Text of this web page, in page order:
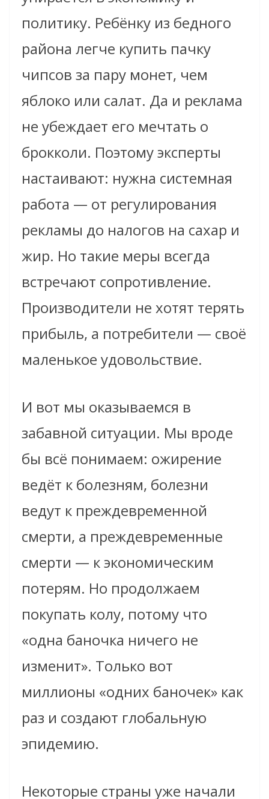
политику. Ребёнку из бедного
района легче купить пачку
чипсов за пару монет, чем
яблоко или салат. Да и реклама
не убеждает его мечтать о
брокколи. Поэтому эксперты
настаивают: нужна системная
работа — от регулирования
рекламы до налогов на сахар и
жир. Но такие меры всегда
встречают сопротивление.
Производители не хотят терять
прибыль, а потребители — своё
маленькое удовольствие.
И вот мы оказываемся в
забавной ситуации. Мы вроде
бы всё понимаем: ожирение
ведёт к болезням, болезни
ведут к преждевременной
смерти, а преждевременные
смерти — к экономическим
потерям. Но продолжаем
покупать колу, потому что
«одна баночка ничего не
изменит». Только вот
миллионы «одних баночек» как
раз и создают глобальную
эпидемию.
Некоторые страны уже начали